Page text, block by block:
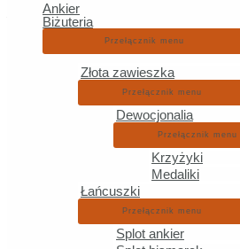
Ankier
Biżuteria
Przełącznik menu
Złota zawieszka
Przełącznik menu
Dewocjonalia
Przełącznik menu
Krzyżyki
Medaliki
Łańcuszki
Przełącznik menu
Splot ankier
Wyświetlanie 1–16 z 19 wyników